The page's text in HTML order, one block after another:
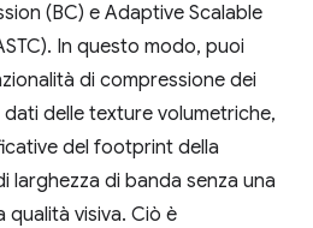
(BC) e Adaptive Scalable
In questo modo, puoi
di compressione dei
delle texture volumetriche,
del footprint della
larghezza di banda senza una
qualità visiva. Ciò è